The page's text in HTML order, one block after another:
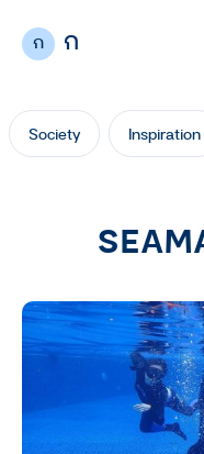
ก ก
Society Inspiration